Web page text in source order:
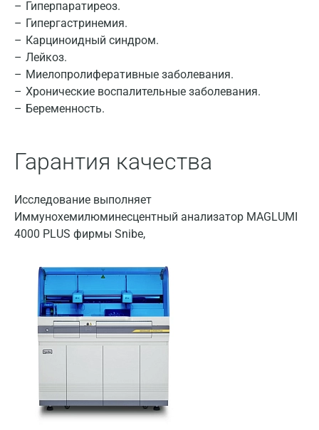
Гиперпаратиреоз.
Гипергастринемия.
Карциноидный синдром.
Лейкоз.
Миелопролиферативные заболевания.
Хронические воспалительные заболевания.
Беременность.
Гарантия качества
Исследование выполняет
Иммунохемилюминесцентный анализатор MAGLUMI
4000 PLUS фирмы Snibe,
Москва
Нижний Новгород
Казань
Альметьевск
Апрелевка
Армавир
Астрахань